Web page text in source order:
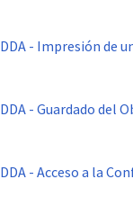
DDA - Impresión de
DDA - Guardado del
DDA - Acceso a la